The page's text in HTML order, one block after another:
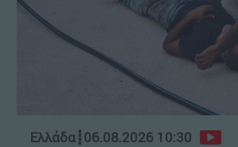
Ελλάδα┋06.08.2026 10:30